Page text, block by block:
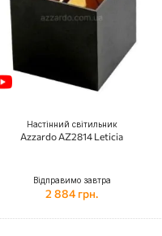
Настінний світильник
Azzardo AZ2814 Leticia
Відправимо завтра
2 884 грн.